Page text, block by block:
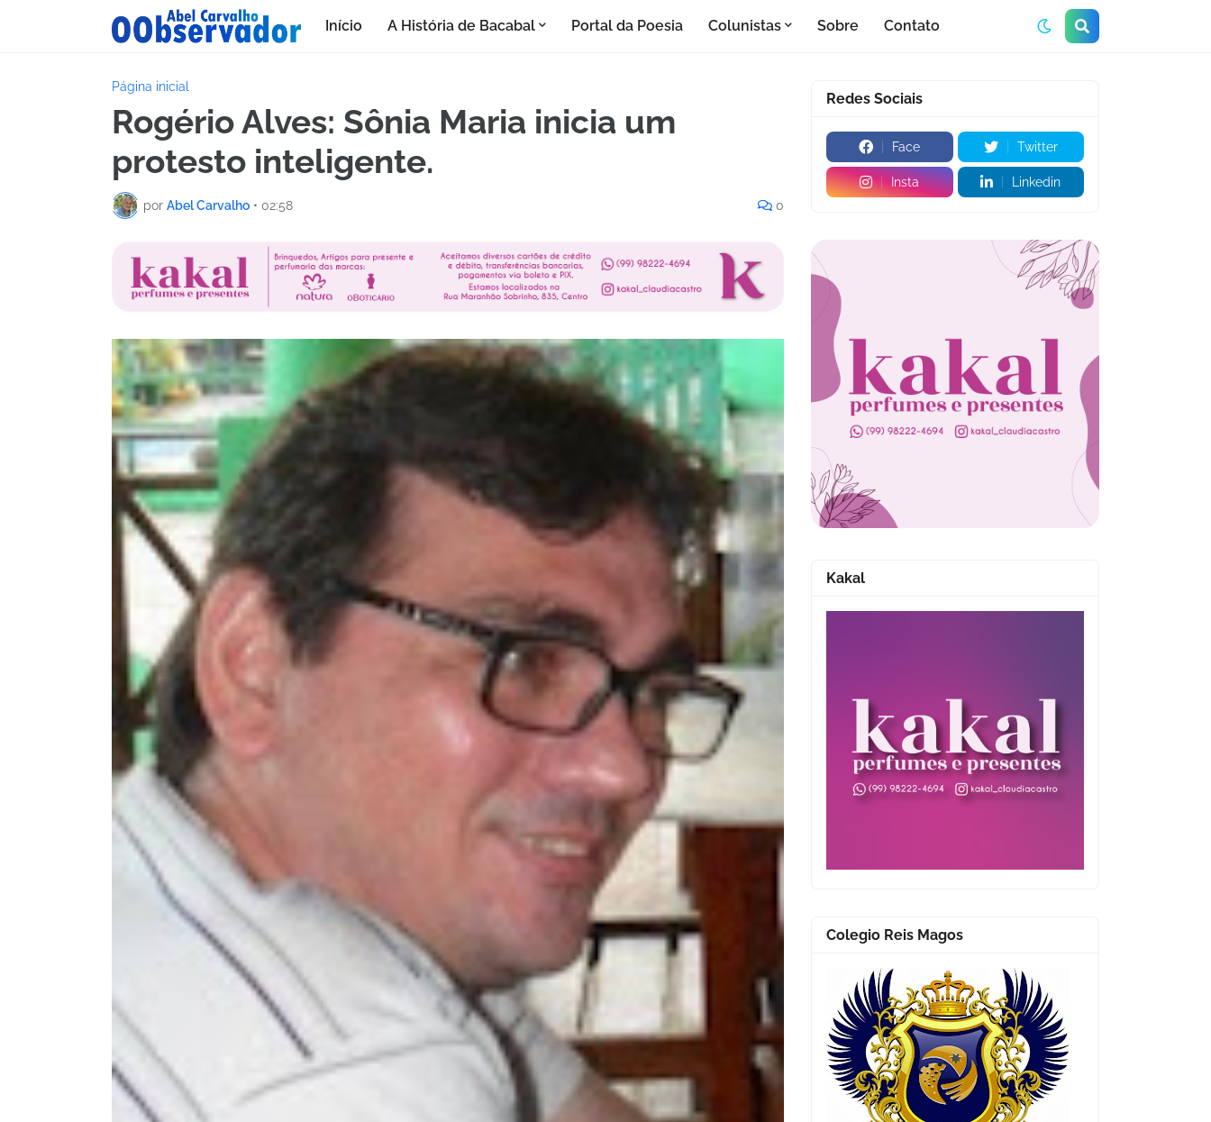
Início A História de Bacabal Portal da Poesia Colunistas Sobre Contato
Página inicial
Rogério Alves: Sônia Maria inicia um
protesto inteligente.
por Abel Carvalho • 02:58 0
Redes Sociais
Face Twitter
Insta Linkedin
Kakal
Colegio Reis Magos